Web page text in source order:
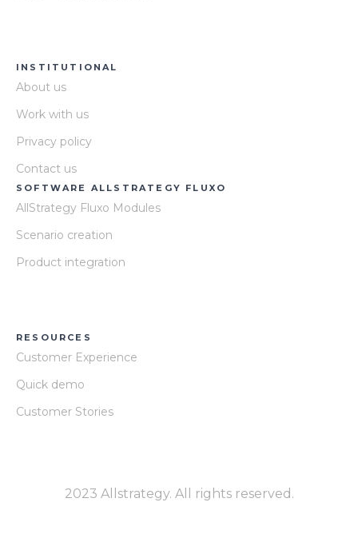
INSTITUTIONAL
About us
Work with us
Privacy policy
Contact us
SOFTWARE ALLSTRATEGY FLUXO
AllStrategy Fluxo Modules
Scenario creation
Product integration
RESOURCES
Customer Experience
Quick demo
Customer Stories
2023 Allstrategy. All rights reserved.